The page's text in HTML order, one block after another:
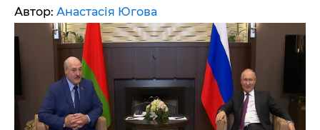
Автор: Анастасія Югова